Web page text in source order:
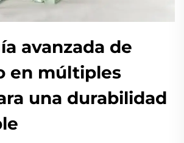
avanzada de
en múltiples
una durabilidad